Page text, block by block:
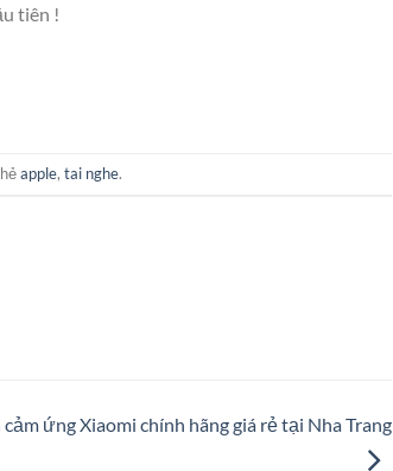
tiên !
apple, tai nghe.
ứng Xiaomi chính hãng giá rẻ tại Nha Trang